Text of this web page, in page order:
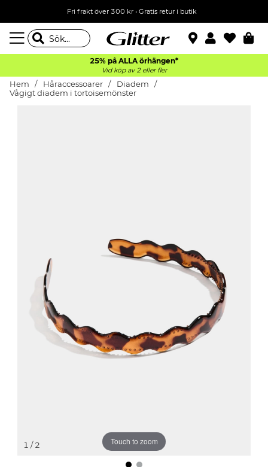
Fri frakt över 300 kr• Gratis retur i butik
25% på ALLA örhängen*
Vid köp av 2 eller fler
Hem Håraccessoarer
Diadem
Vågigt diadem i tortoisemönster
Touch to zoom
1 / 2